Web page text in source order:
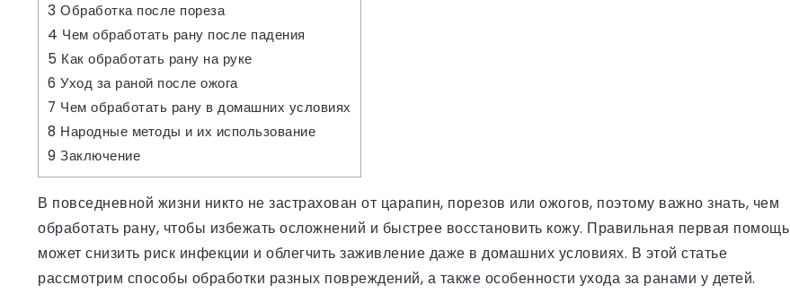
3 Обработка после пореза
4 Чем обработать рану после падения
5 Как обработать рану на руке
6 Уход за раной после ожога
7 Чем обработать рану в домашних условиях
8 Народные методы и их использование
9 Заключение
В повседневной жизни никто не застрахован от царапин, порезов или ожогов, поэтому важно знать, чем
обработать рану, чтобы избежать осложнений и быстрее восстановить кожу. Правильная первая помощь
может снизить риск инфекции и облегчить заживление даже в домашних условиях. В этой статье
рассмотрим способы обработки разных повреждений, а также особенности ухода за ранами у детей.